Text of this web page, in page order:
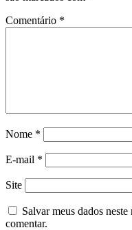
Comentário *
Nome *
E-mail *
Site
Salvar meus dados
comentar.